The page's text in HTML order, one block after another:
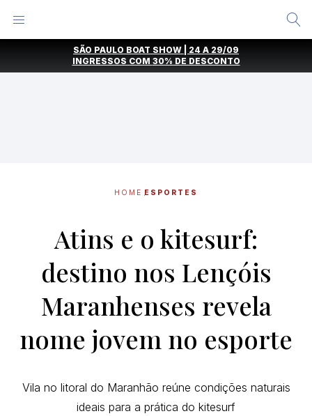
SÃO PAULO BOAT SHOW | 24 A 29/09
INGRESSOS COM 30% DE DESCONTO
HOME ESPORTES
Atins e o kitesurf:
destino nos Lençóis
Maranhenses revela
nome jovem no esporte
Vila no litoral do Maranhão reúne condições naturais
ideais para a prática do kitesurf